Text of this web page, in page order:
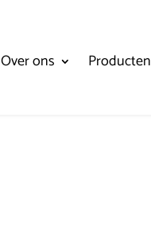
Over ons Producten